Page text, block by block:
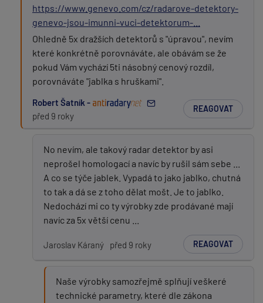
https://www.genevo.com/cz/radarove-detektory-
genevo-jsou-imunni-vuci-detektorum-...
Ohledně 5x dražších detektorů s "úpravou", nevím
které konkrétně porovnáváte, ale obávám se že
pokud Vám vychází 5ti násobný cenový rozdíl,
porovnáváte "jablka s hruškami".
Robert Šatník -
před 9 roky
REAGOVAT
No nevím, ale takový radar detektor by asi
neprošel homologací a navíc by rušil sám sebe ...
A co se týče jablek. Vypadá to jako jablko, chutná
to tak a dá se z toho dělat mošt. Je to jablko.
Nedochází mi co ty výrobky zde prodávané mají
navíc za 5x větší cenu ...
Jaroslav Káraný před 9 roky REAGOVAT
Naše výrobky samozřejmě splňují veškeré
technické parametry, které dle zákona